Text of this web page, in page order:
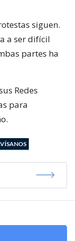
siguen.
a ser difícil
partes ha
Redes
para